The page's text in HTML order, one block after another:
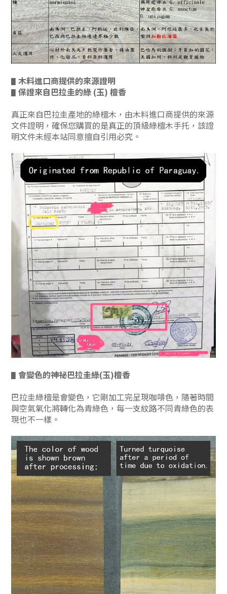
▋ 木料進口商提供的來源證明
▋ 保證來自巴拉圭的綠 (玉) 檀香
真正來自巴拉圭產地的綠檀木，由木料進口商提供的來源
文件證明，確保您購買的是真正的頂級綠檀木手托，該證
明文件未經本站同意擅自引用必究。
▋ 會變色的神祕巴拉圭綠(玉)檀香
巴拉圭綠檀是會變色，它剛加工完呈現咖啡色，隨著時間
與空氣氧化將轉化為青綠色，每一支紋路不同青綠色的表
現也不一樣。